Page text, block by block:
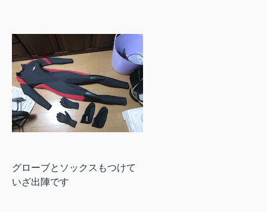
グローブとソックスもつけて
いざ出陣です